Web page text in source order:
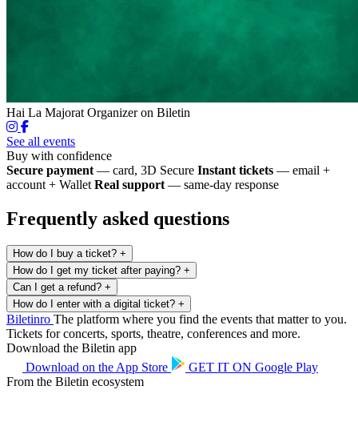
Hai La Majorat Organizer on Biletin
See all events
Buy with confidence
Secure payment — card, 3D Secure Instant tickets — email +
account + Wallet Real support — same-day response
Frequently asked questions
How do I buy a ticket? +
How do I get my ticket after paying? +
Can I get a refund? +
How do I enter with a digital ticket? +
Biletinro The platform where you find the events that matter to you.
Tickets for concerts, sports, theatre, conferences and more.
Download the Biletin app
Download on theApp Store GET IT ON Google Play
From the Biletin ecosystem